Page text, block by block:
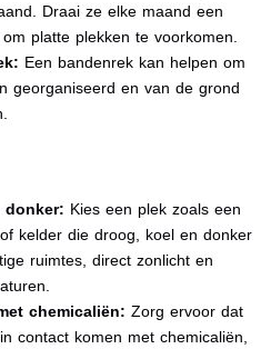
Draai ze elke maand een
platte plekken te voorkomen.
Een bandenrek kan helpen om
georganiseerd en van de grond
donker: Kies een plek zoals een
kelder die droog, koel en donker
ruimtes, direct zonlicht en
chemicaliën: Zorg ervoor dat
contact komen met chemicaliën,